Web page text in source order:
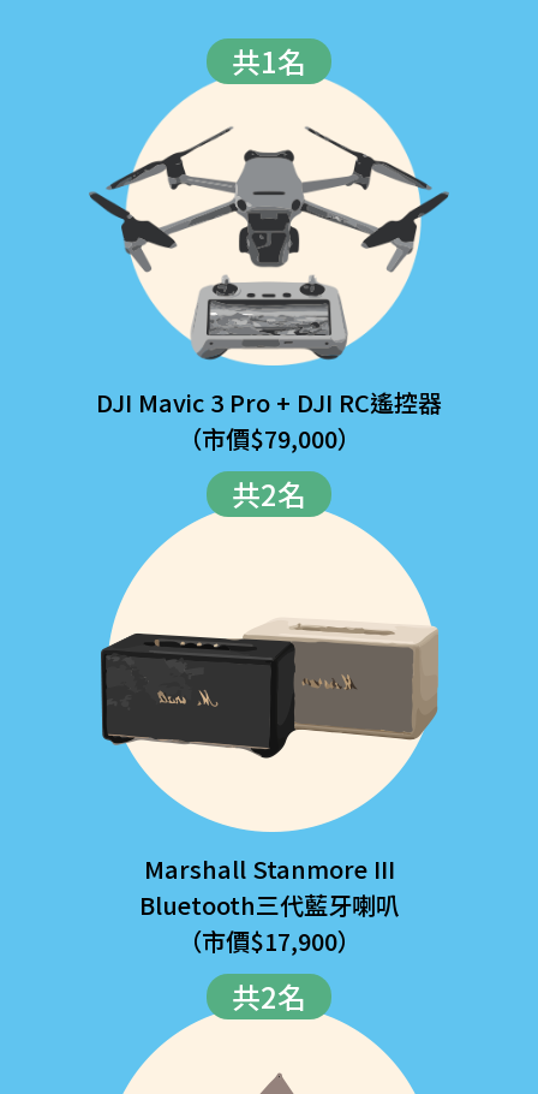
共1名
DJI Mavic 3 Pro + DJI RC遙控器
（市價$79,000）
共2名
Marshall Stanmore III
Bluetooth三代藍牙喇叭
（市價$17,900）
共2名